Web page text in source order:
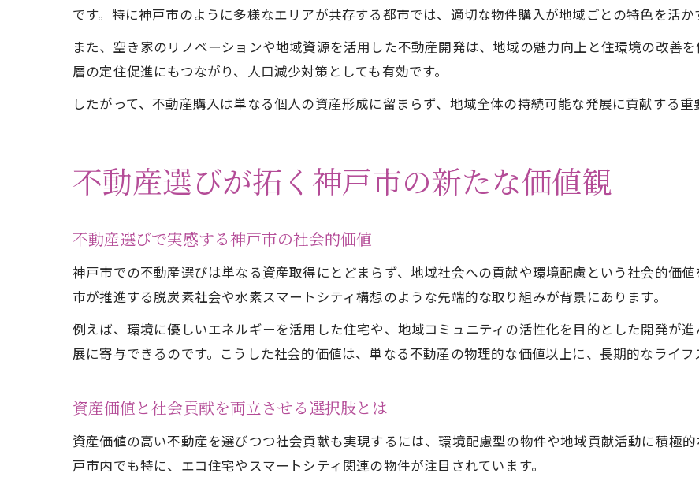
です。特に神戸市のように多様なエリアが共存する都市では、適切な物件購入が地域ごとの特色を活か
また、空き家のリノベーションや地域資源を活用した不動産開発は、地域の魅力向上と住環境の改善
層の定住促進にもつながり、人口減少対策としても有効です。
したがって、不動産購入は単なる個人の資産形成に留まらず、地域全体の持続可能な発展に貢献する重
不動産選びが拓く神戸市の新たな価値観
不動産選びで実感する神戸市の社会的価値
神戸市での不動産選びは単なる資産取得にとどまらず、地域社会への貢献や環境配慮という社会的価
市が推進する脱炭素社会や水素スマートシティ構想のような先端的な取り組みが背景にあります。
例えば、環境に優しいエネルギーを活用した住宅や、地域コミュニティの活性化を目的とした開発が
展に寄与できるのです。こうした社会的価値は、単なる不動産の物理的な価値以上に、長期的なライフ
資産価値と社会貢献を両立させる選択肢とは
資産価値の高い不動産を選びつつ社会貢献も実現するには、環境配慮型の物件や地域貢献活動に積極
戸市内でも特に、エコ住宅やスマートシティ関連の物件が注目されています。